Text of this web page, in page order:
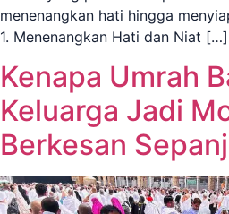
menenangkan hati hingga
1. Menenangkan Hati dan Niat […]
Kenapa Umrah
Keluarga Jadi
Berkesan